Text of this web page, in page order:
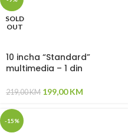
SOLD
OUT
10 incha “Standard”
multimedia – 1 din
219,00KM 199,00KM
-15%